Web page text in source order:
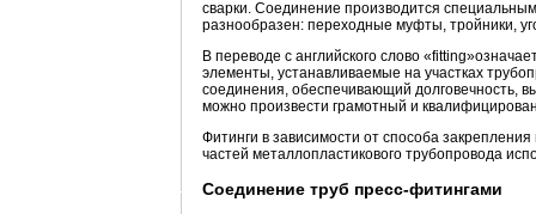
сварки. Соединение производится
разнообразен: переходные муфты, тройники,
В переводе с английского слово
элементы, устанавливаемые на участках
соединения, обеспечивающий долговечность,
можно произвести грамотный и
Фитинги в зависимости от способа
частей металлопластикового трубопровода
Соединение труб пресс-фитингами